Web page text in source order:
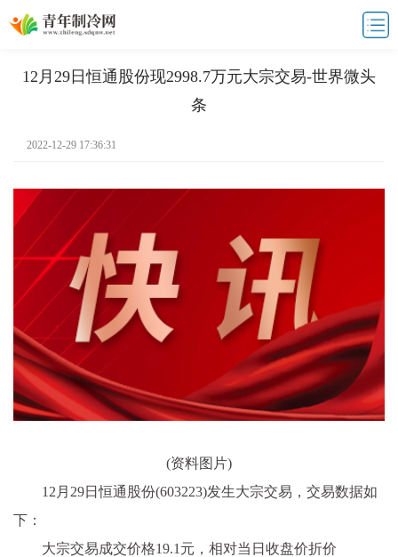
12月29日恒通股份现2998.7万元大宗交易-世界微头
条
2022-12-29 17:36:31
(资料图片)
12月29日恒通股份(603223)发生大宗交易，交易数据如
下：
大宗交易成交价格19.1元，相对当日收盘价折价